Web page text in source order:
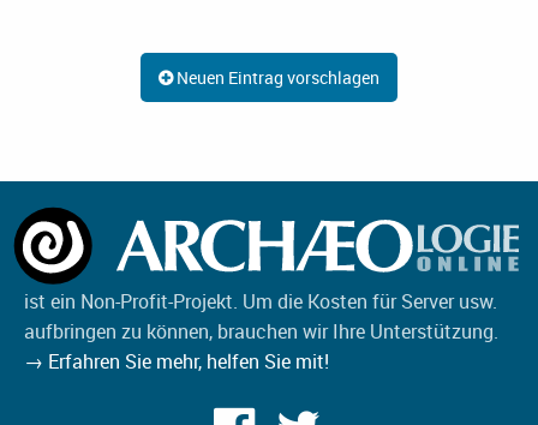
Neuen Eintrag vorschlagen
ist ein Non-Profit-Projekt. Um die Kosten für Server usw.
aufbringen zu können, brauchen wir Ihre Unterstützung.
→ Erfahren Sie mehr, helfen Sie mit!